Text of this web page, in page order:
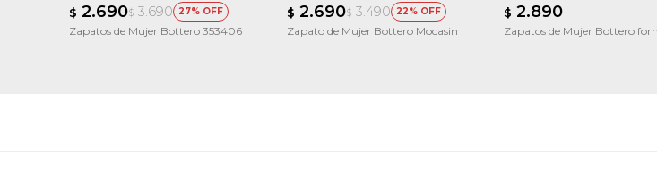
$ 2.690$ 3.690 27
Zapatos de Mujer Bottero 353406
$ 2.690$ 3.490 22
Zapato de Mujer Bottero Mocasin
$ 2.890
Zapatos de Mujer Bottero